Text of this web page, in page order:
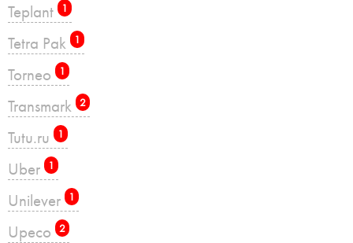
Teplant 1
Tetra Pak 1
Torneo 1
Transmark 2
Tutu.ru 1
Uber 1
Unilever 1
Upeco 2